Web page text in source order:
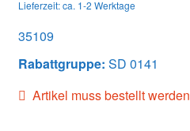
Lieferzeit: ca. 1-2 Werktage
35109
Rabattgruppe: SD 0141
Artikel muss bestellt werden